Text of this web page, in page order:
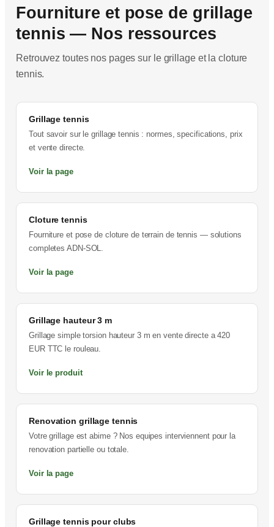
Fourniture et pose de grillage
tennis — Nos ressources
Retrouvez toutes nos pages sur le grillage et la cloture
tennis.
Grillage tennis
Tout savoir sur le grillage tennis : normes, specifications, prix
et vente directe.
Voir la page
Cloture tennis
Fourniture et pose de cloture de terrain de tennis — solutions
completes ADN-SOL.
Voir la page
Grillage hauteur 3 m
Grillage simple torsion hauteur 3 m en vente directe a 420
EUR TTC le rouleau.
Voir le produit
Renovation grillage tennis
Votre grillage est abime ? Nos equipes interviennent pour la
renovation partielle ou totale.
Voir la page
Grillage tennis pour clubs